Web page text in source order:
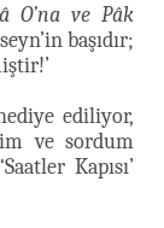
O’na ve Pâk
başıdır;
ediliyor,
ve sordum
Kapısı’